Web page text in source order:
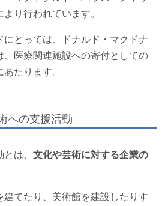
り行われています。
とっては、ドナルド・マクドナ
、医療関連施設への寄付としての
たります。
への支援活動
は、 文化や芸術に対する企業の
てたり、美術館を建設したりす